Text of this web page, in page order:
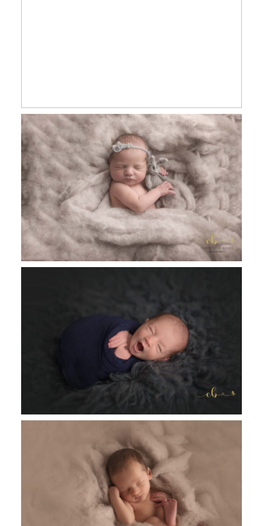
Lucie, 6 jours, séance photo nouveau
né Toulouse, Castres et Revel
Gael, 7 jours séance nouveau né
Toulouse Castres, Revel
Mathis, 9 jours séance nouveau né
Toulouse, Castres et Revel